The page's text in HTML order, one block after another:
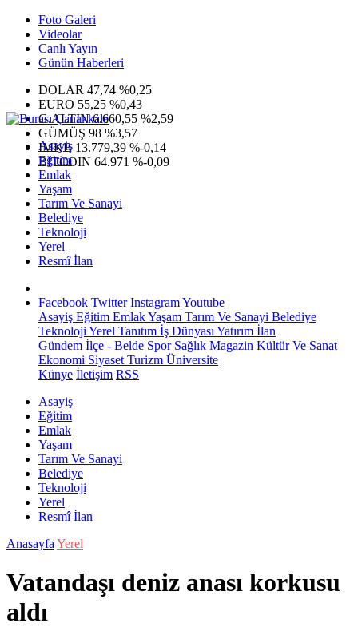
Foto Galeri
Videolar
Canlı Yayın
Günün Haberleri
DOLAR 47,74 %0,25
EURO 55,25 %0,43
G.ALTIN6.660,55 %2,59
GÜMÜŞ 98 %3,57
IMKB 13.779,39 %-0,14
BITCOIN 64.971 %-0,09
Asayiş
Eğitim
Emlak
Yaşam
Tarım Ve Sanayi
Belediye
Teknoloji
Yerel
Resmî İlan
Facebook Twitter InstagramYoutube
Asayiş Eğitim EmlakYaşam Tarım Ve Sanayi Belediye
Teknoloji Yerel Tanıtım İş Dünyası Yatırım İlan
Gündem İlçe - Belde SporSağlık Magazin Kültür Ve Sanat
Ekonomi Siyaset Turizm Üniversite
Künye İletişim RSS
Asayiş
Eğitim
Emlak
Yaşam
Tarım Ve Sanayi
Belediye
Teknoloji
Yerel
Resmî İlan
Anasayfa Yerel
Vatandaşı deniz anası korkusu
aldı